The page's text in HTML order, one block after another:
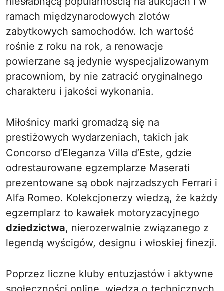
ramach międzynarodowych zlotów
zabytkowych samochodów. Ich wartość
rośnie z roku na rok, a renowacje
powierzane są jedynie wyspecjalizowanym
pracowniom, by nie zatracić oryginalnego
charakteru i jakości wykonania.
Miłośnicy marki gromadzą się na
prestiżowych wydarzeniach, takich jak
Concorso d’Eleganza Villa d’Este, gdzie
odrestaurowane egzemplarze Maserati
prezentowane są obok najrzadszych Ferrari i
Alfa Romeo. Kolekcjonerzy wiedzą, że każdy
egzemplarz to kawałek motoryzacyjnego
dziedzictwa, nierozerwalnie związanego z
legendą wyścigów, designu i włoskiej finezji.
Poprzez liczne kluby entuzjastów i aktywne